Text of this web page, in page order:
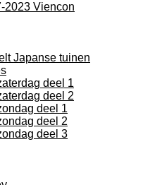
2023 Viencon
Japanse tuinen
deel 1
deel 2
deel 1
deel 2
deel 3